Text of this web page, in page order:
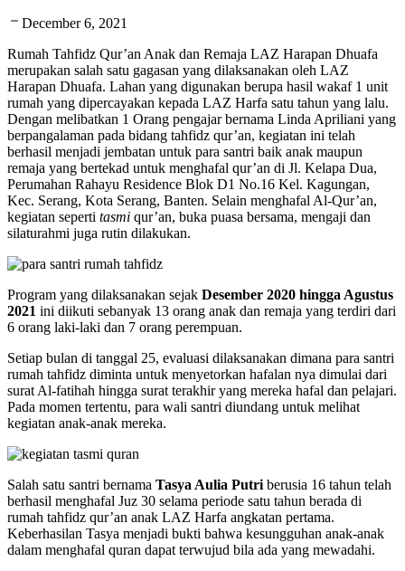
December 6, 2021
Rumah Tahfidz Qur’an Anak dan Remaja LAZ Harapan Dhuafa
merupakan salah satu gagasan yang dilaksanakan oleh LAZ
Harapan Dhuafa. Lahan yang digunakan berupa hasil wakaf 1 unit
rumah yang dipercayakan kepada LAZ Harfa satu tahun yang lalu.
Dengan melibatkan 1 Orang pengajar bernama Linda Apriliani yang
berpangalaman pada bidang tahfidz qur’an, kegiatan ini telah
berhasil menjadi jembatan untuk para santri baik anak maupun
remaja yang bertekad untuk menghafal qur’an di Jl. Kelapa Dua,
Perumahan Rahayu Residence Blok D1 No.16 Kel. Kagungan,
Kec. Serang, Kota Serang, Banten. Selain menghafal Al-Qur’an,
kegiatan seperti tasmi qur’an, buka puasa bersama, mengaji dan
silaturahmi juga rutin dilakukan.
Program yang dilaksanakan sejak Desember 2020 hingga Agustus
2021 ini diikuti sebanyak 13 orang anak dan remaja yang terdiri dari
6 orang laki-laki dan 7 orang perempuan.
Setiap bulan di tanggal 25, evaluasi dilaksanakan dimana para santri
rumah tahfidz diminta untuk menyetorkan hafalan nya dimulai dari
surat Al-fatihah hingga surat terakhir yang mereka hafal dan pelajari.
Pada momen tertentu, para wali santri diundang untuk melihat
kegiatan anak-anak mereka.
Salah satu santri bernama Tasya Aulia Putriberusia 16 tahun telah
berhasil menghafal Juz 30 selama periode satu tahun berada di
rumah tahfidz qur’an anak LAZ Harfa angkatan pertama.
Keberhasilan Tasya menjadi bukti bahwa kesungguhan anak-anak
dalam menghafal quran dapat terwujud bila ada yang mewadahi.